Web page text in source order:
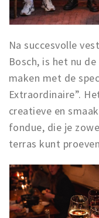
Drinken
Recreatief
Winkels
Winkelgebieden
Deals
Parkeren
Na succesvolle
Bosch, is het nu
maken met de
Extraordinaire”.
creatieve en
fondue, die je
terras kunt